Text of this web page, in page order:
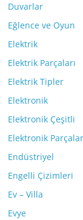
Duvarlar
Eğlence ve Oyun
Elektrik
Elektrik Parçaları
Elektrik Tipler
Elektronik
Elektronik Çeşitli
Elektronik Parçalar
Endüstriyel
Engelli Çizimleri
Ev – Villa
Evye